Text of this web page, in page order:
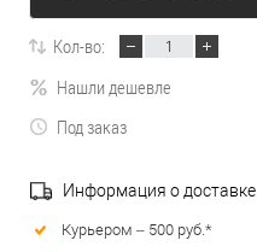
Кол-во:
Нашли дешевле
Под заказ
Информация о доставке
Курьером – 500 руб.*